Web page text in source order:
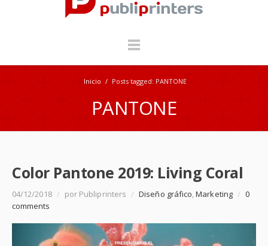
Inicio / Posts tagged: PANTONE
PANTONE
Color Pantone 2019: Living Coral
04/12/2018 / por Publiprinters / Diseño gráfico,Marketing / 0
comments